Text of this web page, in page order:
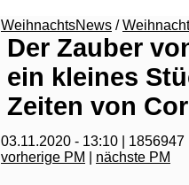
WeihnachtsNews /
Der Zauber
ein kleines
Zeiten von
03.11.2020 - 13:10 | 1856947
vorherige PM
nächste PM